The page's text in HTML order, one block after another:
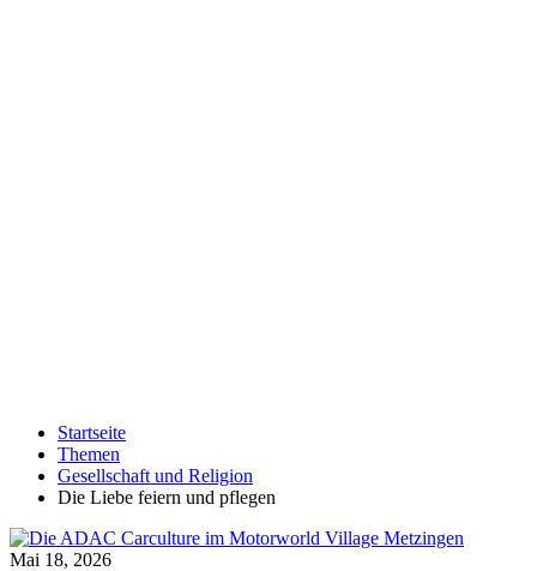
Startseite
Themen
Gesellschaft und Religion
Die Liebe feiern und pflegen
Mai 18, 2026